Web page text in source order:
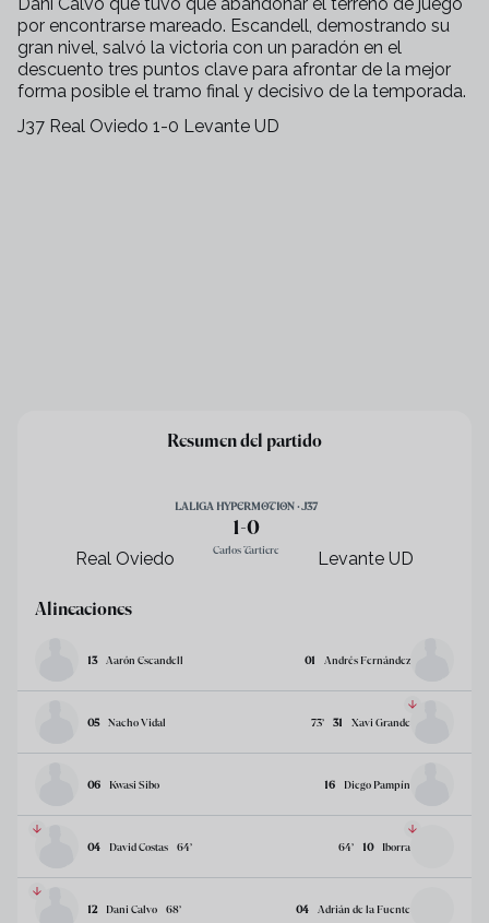
por encontrarse mareado. Escandell, demostrando su
gran nivel, salvó la victoria con un paradón en el
descuento tres puntos clave para afrontar de la mejor
forma posible el tramo final y decisivo de la temporada.
J37 Real Oviedo 1-0 Levante UD
Resumen del partido
Real Oviedo
LALIGA HYPERMOTION · J37
1-0
Carlos Tartiere Levante UD
Alineaciones
13 Aarón Escandell 01 Andrés Fernández
05 Nacho Vidal 31 Xavi Grande
73’
06 Kwasi Sibo 16 Diego Pampín
04 David Costas 64’ 10 Iborra
64’
12 Dani Calvo 68’ 04 Adrián de la Fuente